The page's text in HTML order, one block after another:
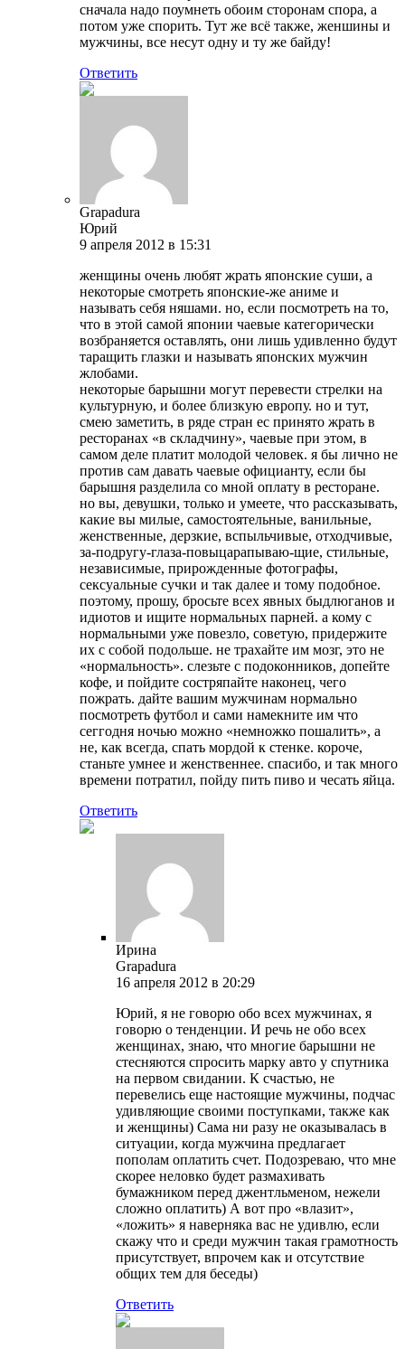
сначала надо поумнеть обоим сторонам спора, а
потом уже спорить. Тут же всё также, женшины и
мужчины, все несут одну и ту же байду!
Ответить
Grapadura
Юрий
9 апреля 2012 в 15:31
женщины очень любят жрать японские суши, а
некоторые смотреть японские-же аниме и
называть себя няшами. но, если посмотреть на то,
что в этой самой японии чаевые категорически
возбраняется оставлять, они лишь удивленно будут
таращить глазки и называть японских мужчин
жлобами.
некоторые барышни могут перевести стрелки на
культурную, и более близкую европу. но и тут,
смею заметить, в ряде стран ес принято жрать в
ресторанах «в складчину», чаевые при этом, в
самом деле платит молодой человек. я бы лично не
против сам давать чаевые официанту, если бы
барышня разделила со мной оплату в ресторане.
но вы, девушки, только и умеете, что рассказывать,
какие вы милые, самостоятельные, ванильные,
женственные, дерзкие, вспыльчивые, отходчивые,
за-подругу-глаза-повыцарапываю-щие, стильные,
независимые, прирожденные фотографы,
сексуальные сучки и так далее и тому подобное.
поэтому, прошу, бросьте всех явных быдлюганов и
идиотов и ищите нормальных парней. а кому с
нормальными уже повезло, советую, придержите
их с собой подольше. не трахайте им мозг, это не
«нормальность». слезьте с подоконников, допейте
кофе, и пойдите состряпайте наконец, чего
пожрать. дайте вашим мужчинам нормально
посмотреть футбол и сами намекните им что
сеггодня ночью можно «немножко пошалить», а
не, как всегда, спать мордой к стенке. короче,
станьте умнее и женственнее. спасибо, и так много
времени потратил, пойду пить пиво и чесать яйца.
Ответить
Ирина
Grapadura
16 апреля 2012 в 20:29
Юрий, я не говорю обо всех мужчинах, я
говорю о тенденции. И речь не обо всех
женщинах, знаю, что многие барышни не
стесняются спросить марку авто у спутника
на первом свидании. К счастью, не
перевелись еще настоящие мужчины, подчас
удивляющие своими поступками, также как
и женщины) Сама ни разу не оказывалась в
ситуации, когда мужчина предлагает
пополам оплатить счет. Подозреваю, что мне
скорее неловко будет размахивать
бумажником перед джентльменом, нежели
сложно оплатить) А вот про «влазит»,
«ложить» я наверняка вас не удивлю, если
скажу что и среди мужчин такая грамотность
присутствует, впрочем как и отсутствие
общих тем для беседы)
Ответить